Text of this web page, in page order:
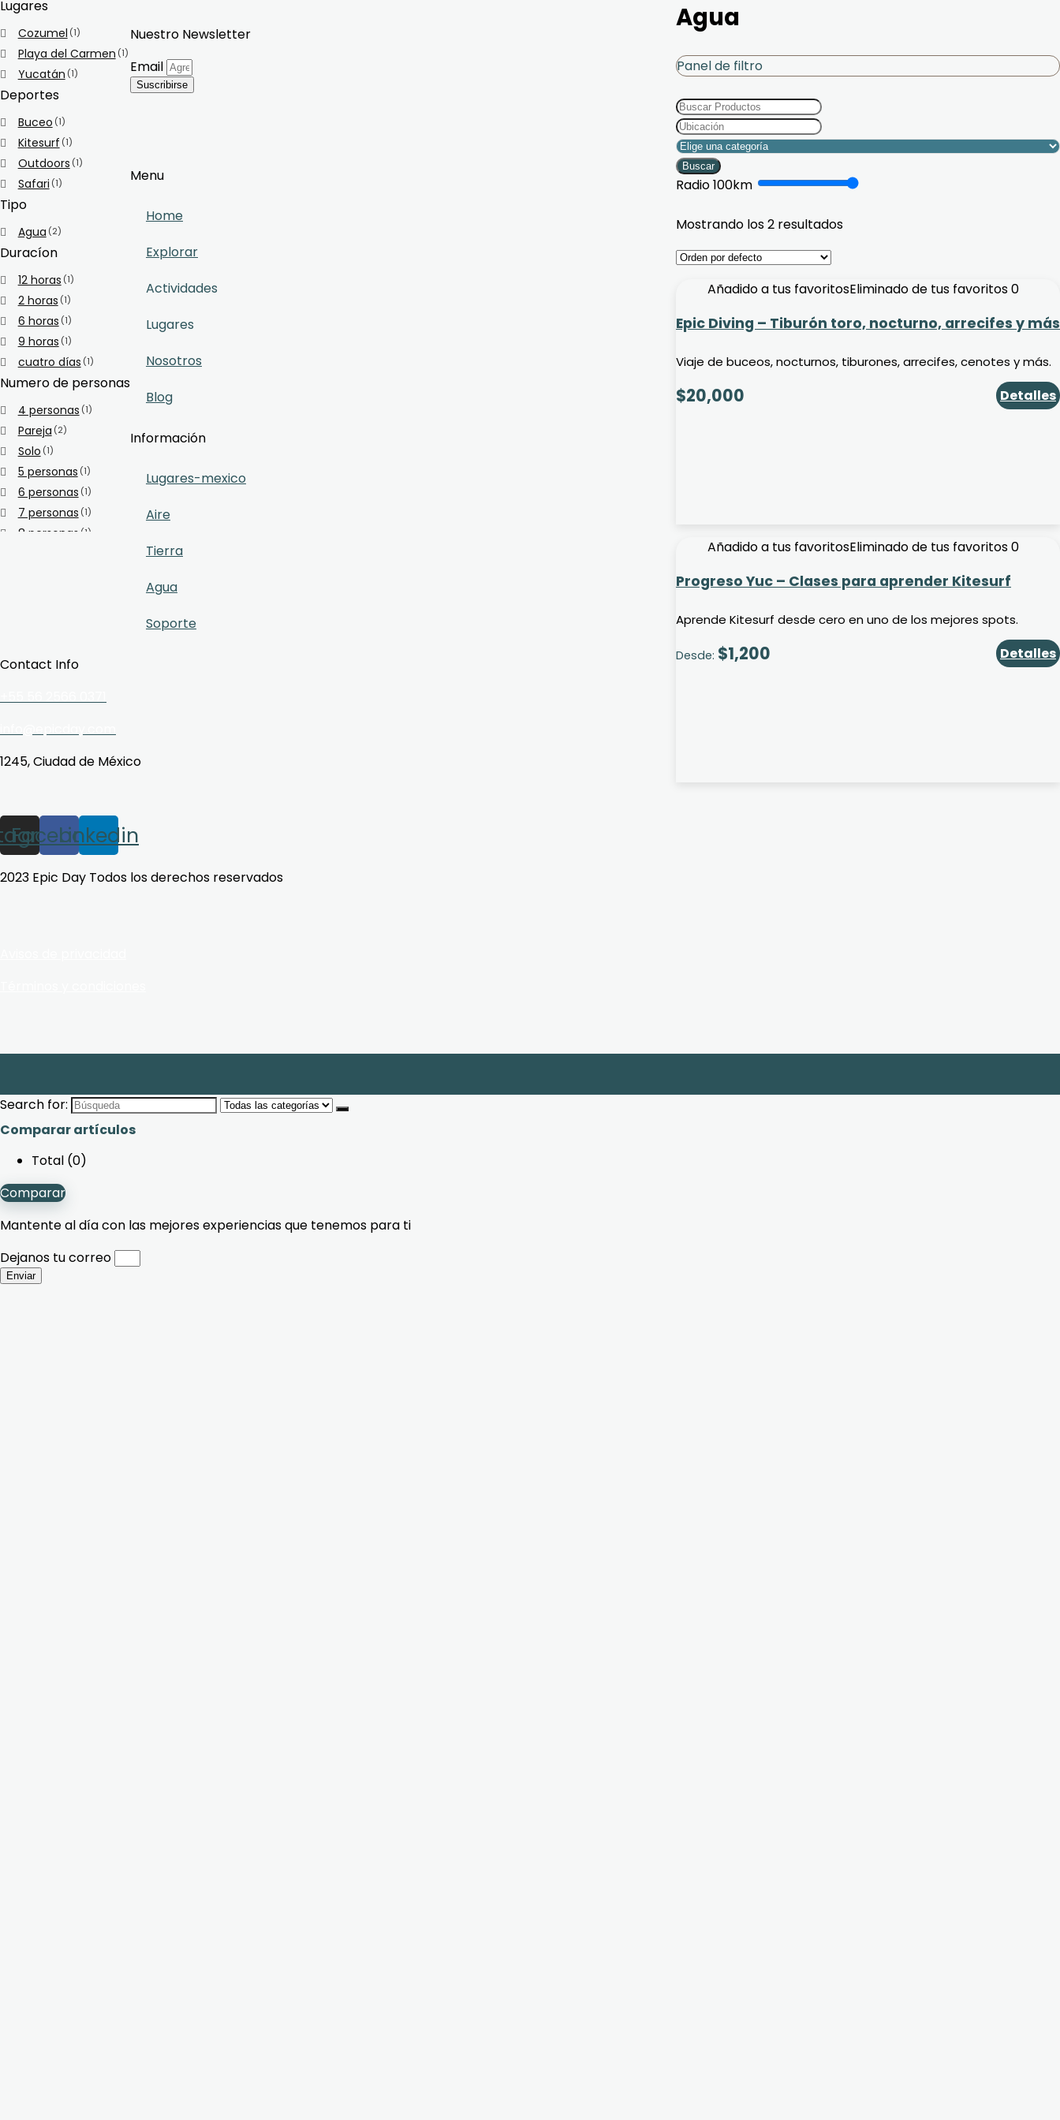
Lugares
Cozumel (1)
Playa del Carmen (1)
Yucatán (1)
Deportes
Buceo (1)
Kitesurf (1)
Outdoors (1)
Safari (1)
Tipo
Agua (2)
Duracíon
12 horas (1)
2 horas (1)
6 horas (1)
9 horas (1)
cuatro días (1)
Numero de personas
4 personas (1)
Pareja (2)
Solo (1)
5 personas (1)
6 personas (1)
7 personas (1)
8 personas (1)
Agua
Panel de filtro
Buscar
Radio100km
Mostrando los 2 resultados
Añadido a tus favoritosEliminado de tus favoritos0
Epic Diving – Tiburón toro, nocturno, arrecifes y más
Viaje de buceos, nocturnos, tiburones, arrecifes, cenotes y más.
$20,000 Detalles
Añadido a tus favoritosEliminado de tus favoritos0
Progreso Yuc – Clases para aprender Kitesurf
Aprende Kitesurf desde cero en uno de los mejores spots.
Desde: $1,200 Detalles
Nuestro Newsletter
Email
Suscribirse
Menu
Home
Explorar
Actividades
Lugares
Nosotros
Blog
Información
Lugares-mexico
Aire
Tierra
Agua
Soporte
Contact Info
1245, Ciudad de México
Facebook
Linkedin
2023 Epic Day Todos los derechos reservados
Search for:
Comparar artículos
Total (0)
Comparar
Mantente al día con las mejores experiencias que tenemos para ti
Dejanos tu correo
Enviar